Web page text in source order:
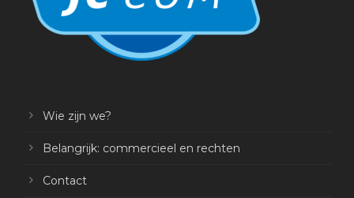
Wie zijn we?
Belangrijk: commercieel en rechten
Contact